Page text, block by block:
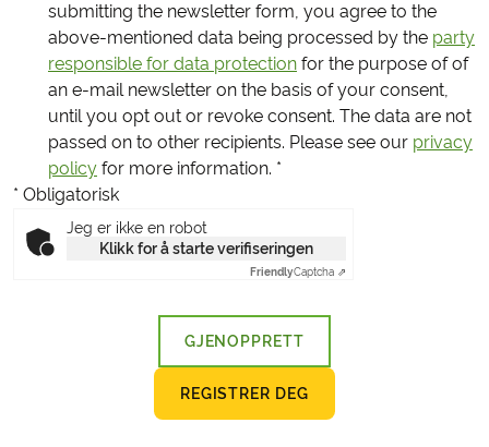
submitting the newsletter form, you agree to the
above-mentioned data being processed by the party
responsible for data protection for the purpose of of
an e-mail newsletter on the basis of your consent,
until you opt out or revoke consent. The data are not
passed on to other recipients. Please see our privacy
policy for more information. *
* Obligatorisk
Jeg er ikke en robot
Klikk for å starte verifiseringen
FriendlyCaptcha ⇗
GJENOPPRETT
REGISTRER DEG